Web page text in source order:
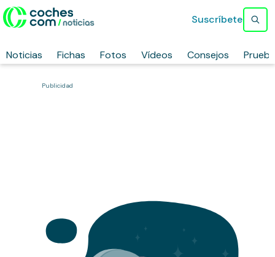
Noticias Fichas Fotos Vídeos Consejos
Suscríbete
Publicidad